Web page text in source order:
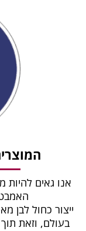
אנו גאים להיות
ייצור כחול לבן
בעולם, וזאת